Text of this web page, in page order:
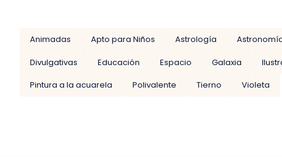
Animadas Apto para Niños Astrología
Divulgativas
Educación Espacio Galaxia
Pintura a la acuarela
Polivalente Tierno Violeta